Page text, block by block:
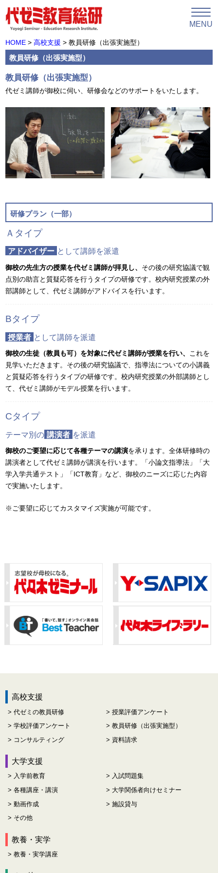
MENU
HOME >高校支援 > 教員研修（出張実施型）
教員研修（出張実施型）
教員研修（出張実施型）
代ゼミ講師が御校に伺い、研修会などのサポートをいたします。
研修プラン（一部）
Ａタイプ
アドバイザー として講師を派遣
御校の先生方の授業を代ゼミ講師が拝見し、 その後の研究協議で観
点別の助言と質疑応答を行うタイプの研修です。校内研究授業の外
部講師として、代ゼミ講師がアドバイスを行います。
Bタイプ
授業者 として講師を派遣
御校の生徒（教員も可）を対象に代ゼミ講師が授業を行い、 これを
見学いただきます。その後の研究協議で、指導法についての小講義
と質疑応答を行うタイプの研修です。校内研究授業の外部講師とし
て、代ゼミ講師がモデル授業を行います。
Cタイプ
テーマ別の 講演者 を派遣
御校のご要望に応じて各種テーマの講演を承ります。全体研修時の
講演者として代ゼミ講師が講演を行います。「小論文指導法」「大
学入学共通テスト」「ICT教育」など、御校のニーズに応じた内容
で実施いたします。
※ご要望に応じてカスタマイズ実施が可能です。
高校支援
代ゼミの教員研修
授業評価アンケート
学校評価アンケート
教員研修（出張実施型）
コンサルティング
資料請求
大学支援
入学前教育
入試問題集
各種講座・講演
大学関係者向けセミナー
動画作成
施設貸与
その他
教養・実学
教養・実学講座